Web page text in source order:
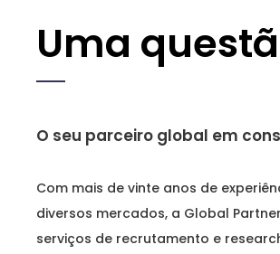
Uma
O seu parceiro global em
Com mais de vinte anos de
diversos mercados, a Global
serviços de recrutamento e